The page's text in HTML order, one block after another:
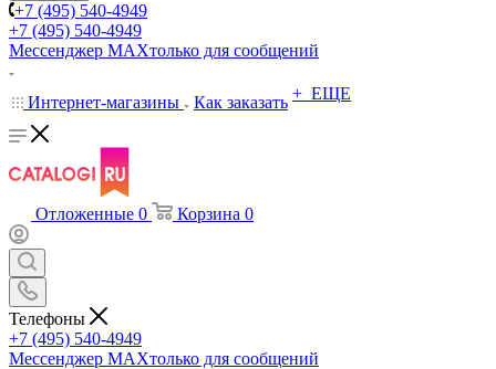
+7 (495) 540-4949
+7 (495) 540-4949
Мессенджер МАХтолько для сообщений
Интернет-магазины Как заказать + ЕЩЕ
Отложенные 0 Корзина 0
Телефоны
+7 (495) 540-4949
Мессенджер МАХтолько для сообщений